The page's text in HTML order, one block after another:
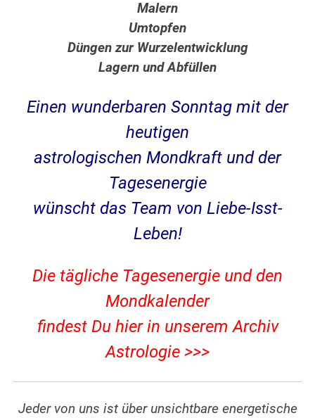
Malern
Umtopfen
Düngen zur Wurzelentwicklung
Lagern und Abfüllen
Einen wunderbaren Sonntag mit der
heutigen
astrologischen Mondkraft und der
Tagesenergie
wünscht das Team von Liebe-Isst-
Leben!
Die tägliche Tagesenergie und den
Mondkalender
findest Du hier in unserem Archiv
Astrologie >>>
Jeder von uns ist über unsichtbare energetische